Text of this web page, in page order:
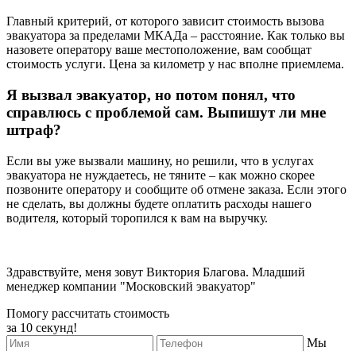
Главный критерий, от которого зависит стоимость вызова
эвакуатора за пределами МКАДа – расстояние. Как только вы
назовете оператору ваше местоположение, вам сообщат
стоимость услуги. Цена за километр у нас вполне приемлема.
Я вызвал эвакуатор, но потом понял, что
справлюсь с проблемой сам. Выпишут ли мне
штраф?
Если вы уже вызвали машину, но решили, что в услугах
эвакуатора не нуждаетесь, не тяните – как можно скорее
позвоните оператору и сообщите об отмене заказа. Если этого
не сделать, вы должны будете оплатить расходы нашего
водителя, который торопился к вам на выручку.
Здравствуйте, меня зовут Виктория Благова. Младший
менеджер компании "Московский эвакуатор"
Помогу рассчитать стоимость
за 10 секунд!
Мы